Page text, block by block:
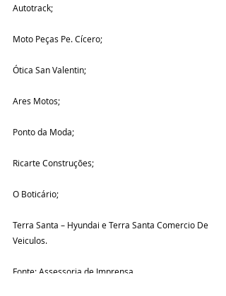
Autotrack;
Moto Peças Pe. Cícero;
Ótica San Valentin;
Ares Motos;
Ponto da Moda;
Ricarte Construções;
O Boticário;
Terra Santa – Hyundai e Terra Santa Comercio De
Veiculos.
Fonte: Assessoria de Imprensa